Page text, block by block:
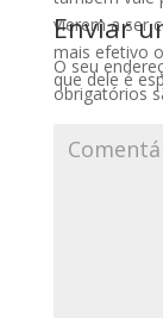
vierem a ser
mais efetivo
que dele é
Enviar
O seu
obrigatórios